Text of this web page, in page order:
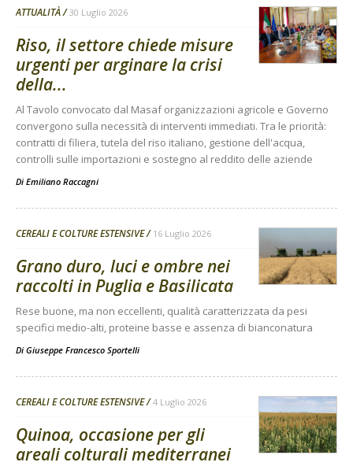
ATTUALITÀ 30 Luglio 2026
Riso, il settore chiede misure
urgenti per arginare la crisi
della...
Al Tavolo convocato dal Masaf organizzazioni agricole e Governo
convergono sulla necessità di interventi immediati. Tra le priorità:
contratti di filiera, tutela del riso italiano, gestione dell'acqua,
controlli sulle importazioni e sostegno al reddito delle aziende
Di Emiliano Raccagni
CEREALI E COLTURE ESTENSIVE 16 Luglio 2026
Grano duro, luci e ombre nei
raccolti in Puglia e Basilicata
Rese buone, ma non eccellenti, qualità caratterizzata da pesi
specifici medio-alti, proteine basse e assenza di bianconatura
Di Giuseppe Francesco Sportelli
CEREALI E COLTURE ESTENSIVE 4 Luglio 2026
Quinoa, occasione per gli
areali colturali mediterranei